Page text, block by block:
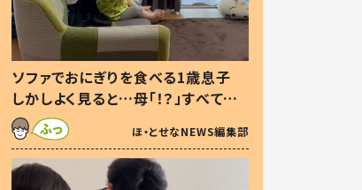
ソファでおにぎりを食べる1歳息子
しかしよく見ると…母「！？」すべてを
察した母の投稿に「可愛いから許
す！」「現行犯〜」
ほ・とせなNEWS編集部